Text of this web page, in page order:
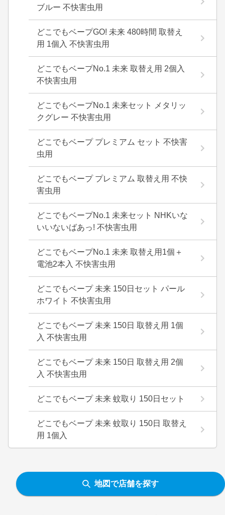
ブルー 不快害虫用
どこでもベープGO! 未来 480時間 取替え
用 1個入 不快害虫用
どこでもベープNo.1 未来 取替え用 2個入
不快害虫用
どこでもベープNo.1 未来セット メタリッ
クグレー 不快害虫用
どこでもベープ プレミアム セット 不快害
虫用
どこでもベープ プレミアム 取替え用 不快
害虫用
どこでもベープNo.1 未来セット NHKいな
いいないばあっ! 不快害虫用
どこでもベープNo.1 未来 取替え用1個＋
電池2本入 不快害虫用
どこでもベープ 未来 150日セット パール
ホワイト 不快害虫用
どこでもベープ 未来 150日 取替え用 1個
入 不快害虫用
どこでもベープ 未来 150日 取替え用 2個
入 不快害虫用
どこでもベープ 未来 蚊取り 150日セット
どこでもベープ 未来 蚊取り 150日 取替え
用 1個入
地図で店舗を探す